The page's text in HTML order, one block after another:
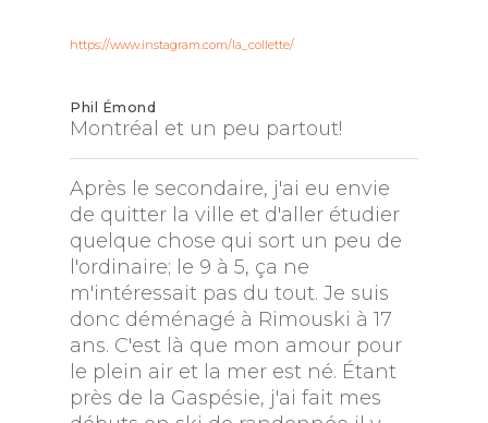
https://www.instagram.com/la_collette/
Phil Émond
Montréal et un peu partout!
Après le secondaire, j'ai eu envie
de quitter la ville et d'aller étudier
quelque chose qui sort un peu de
l'ordinaire; le 9 à 5, ça ne
m'intéressait pas du tout. Je suis
donc déménagé à Rimouski à 17
ans. C'est là que mon amour pour
le plein air et la mer est né. Étant
près de la Gaspésie, j'ai fait mes